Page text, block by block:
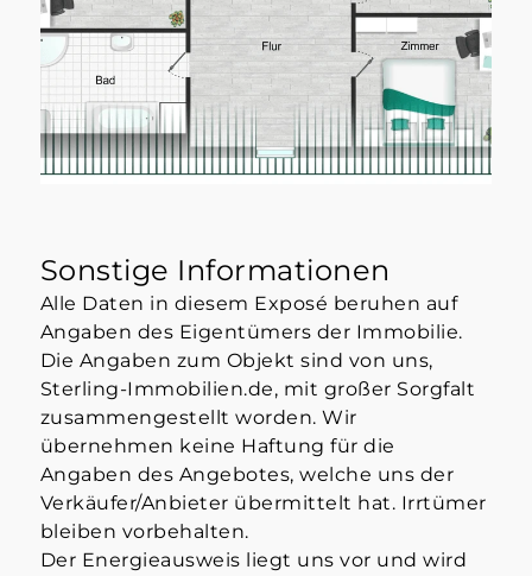
Sonstige Informationen
Alle Daten in diesem Exposé beruhen auf
Angaben des Eigentümers der Immobilie.
Die Angaben zum Objekt sind von uns,
Sterling-Immobilien.de, mit großer Sorgfalt
zusammengestellt worden. Wir
übernehmen keine Haftung für die
Angaben des Angebotes, welche uns der
Verkäufer/Anbieter übermittelt hat. Irrtümer
bleiben vorbehalten.
Der Energieausweis liegt uns vor und wird